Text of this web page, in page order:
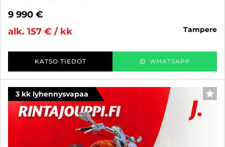
9 990 €
alk. 157 € / kk
tampere
KATSO TIEDOT WHATSAPP
3 kk lyhennysvapaa